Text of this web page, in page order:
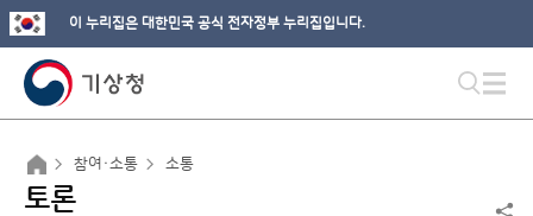
이 누리집은 대한민국 공식 전자정부 누리집입니다.
참여·소통 소통
토론